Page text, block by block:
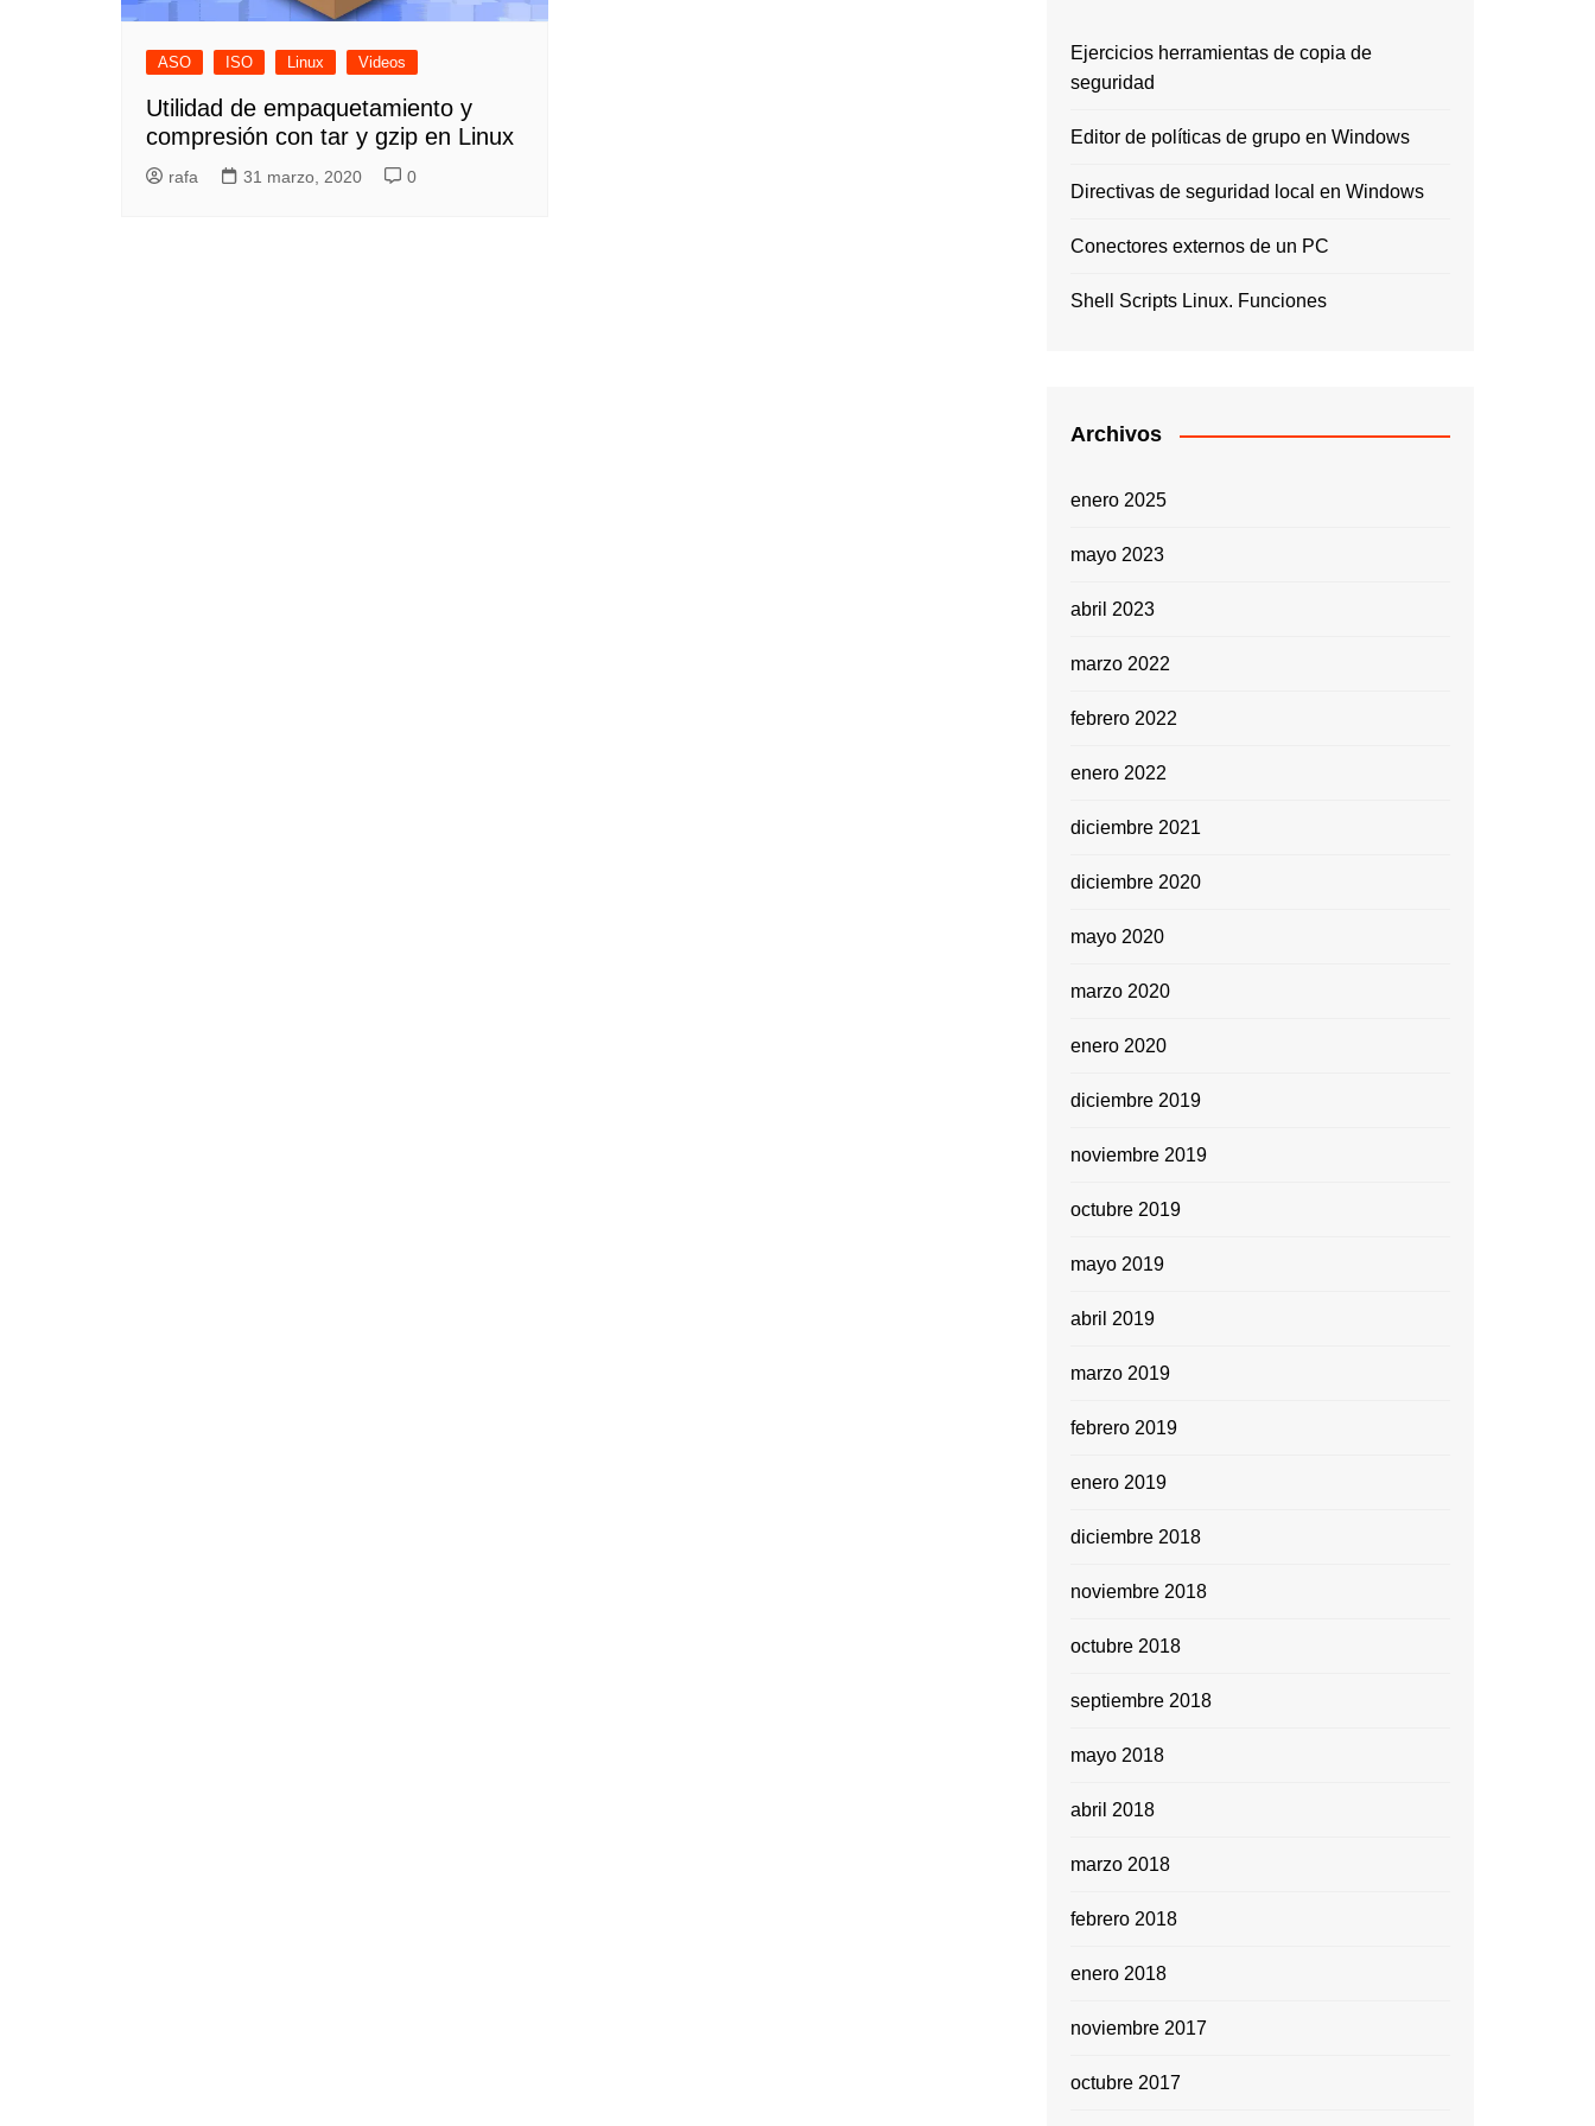
ASO ISO Linux Videos
Utilidad de empaquetamiento y
compresión con tar y gzip en Linux
rafa 31 marzo, 2020 0
Ejercicios herramientas de copia de
seguridad
Editor de políticas de grupo en Windows
Directivas de seguridad local en Windows
Conectores externos de un PC
Shell Scripts Linux. Funciones
Archivos
enero 2025
mayo 2023
abril 2023
marzo 2022
febrero 2022
enero 2022
diciembre 2021
diciembre 2020
mayo 2020
marzo 2020
enero 2020
diciembre 2019
noviembre 2019
octubre 2019
mayo 2019
abril 2019
marzo 2019
febrero 2019
enero 2019
diciembre 2018
noviembre 2018
octubre 2018
septiembre 2018
mayo 2018
abril 2018
marzo 2018
febrero 2018
enero 2018
noviembre 2017
octubre 2017